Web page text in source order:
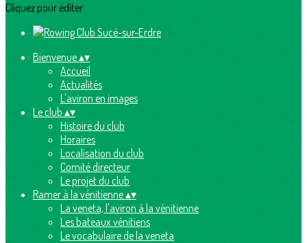
Cliquez pour éditer
Bienvenue▴▾
Accueil
Actualités
L'aviron en images
Le club ▴▾
Histoire du club
Horaires
Localisation du club
Comité directeur
Le projet du club
Ramer à la vénitienne▴▾
La veneta, l'aviron à la vénitienne
Les bateaux vénitiens
Le vocabulaire de la veneta